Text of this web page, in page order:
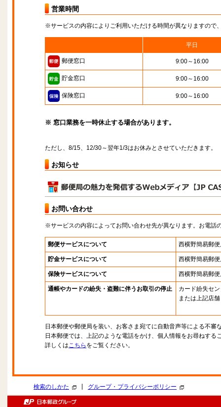
営業時間
※サービスの内容によりご利用いただける時間が異なりますので
平日
郵便窓口 9:00～16:00
貯金窓口 9:00～16:00
保険窓口 9:00～16:00
※ 窓口業務を一時休止する場合があります。
ただし、8/15、12/30～翌年1/3はお休みとさせていただきます。
お知らせ
お問い合わせ
※サービスの内容によってお問い合わせ先が異なります。お電話
郵便サービスについて 西横野簡易郵
貯金サービスについて 西横野簡易郵
保険サービスについて 西横野簡易郵
通帳やカードの紛失・盗難に伴うお取引の停止
カード紛失セ
または上記店舗
日本郵便や郵便局を装い、お客さま宛てに自動音声等による不審
日本郵便では、上記のような電話をかけ、個人情報をお尋ねする
詳しくはこちら をご覧ください。
検索のしかた グループ・プライバシーポリシー